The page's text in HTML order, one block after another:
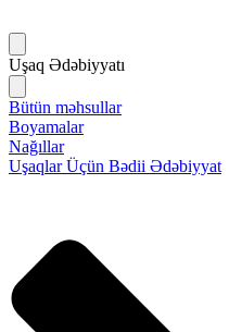
Uşaq Ədəbiyyatı
Bütün məhsullar
Boyamalar
Nağıllar
Uşaqlar Üçün Bədii Ədəbiyyat